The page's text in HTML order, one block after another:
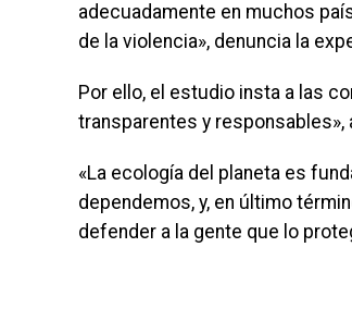
adecuadamente en muchos
de la violencia», denuncia la
Por ello, el estudio insta a las
transparentes y responsables»,
«La ecología del planeta es
dependemos, y, en último
defender a la gente que lo